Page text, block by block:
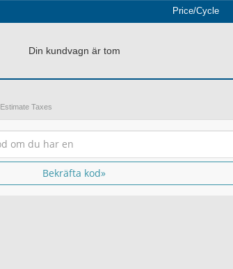
Price/Cycle
Din kundvagn är tom
Estimate Taxes
Bekräfta kod»